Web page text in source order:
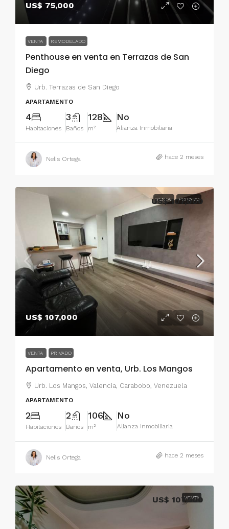
US$ 75,000
VENTA REMODELADO
Penthouse en venta en Terrazas de San
Diego
Urb. Terrazas de San Diego
APARTAMENTO
4
Habitaciones
3
Baños
128
m²
No
Alianza Inmobiliaria
Nelis Ortega hace 2 meses
VENTA PRIVADO
US$ 107,000
VENTA PRIVADO
Apartamento en venta, Urb. Los Mangos
US$ 107,000
Urb. Los Mangos, Valencia, Carabobo, Venezuela
APARTAMENTO
2
Habitaciones
2
Baños
106
m²
No
Alianza Inmobiliaria
Nelis Ortega hace 2 meses
VENTA
US$ 107,500